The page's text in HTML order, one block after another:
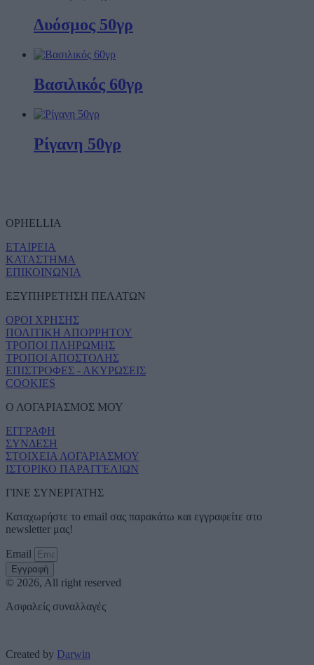
Δυόσμος 50γρ
Βασιλικός 60γρ
Ρίγανη 50γρ
OPHELLIA
ΕΤΑΙΡΕΙΑ
ΚΑΤΑΣΤΗΜΑ
ΕΠΙΚΟΙΝΩΝΙΑ
ΕΞΥΠΗΡΕΤΗΣΗ ΠΕΛΑΤΩΝ
ΟΡΟΙ ΧΡΗΣΗΣ
ΠΟΛΙΤΙΚΗ ΑΠΟΡΡΗΤΟΥ
ΤΡΟΠΟΙ ΠΛΗΡΩΜΗΣ
ΤΡΟΠΟΙ ΑΠΟΣΤΟΛΗΣ
ΕΠΙΣΤΡΟΦΕΣ - ΑΚΥΡΩΣΕΙΣ
COOKIES
Ο ΛΟΓΑΡΙΑΣΜΟΣ ΜΟΥ
ΕΓΓΡΑΦΗ
ΣΥΝΔΕΣΗ
ΣΤΟΙΧΕΙΑ ΛΟΓΑΡΙΑΣΜΟΥ
ΙΣΤΟΡΙΚΟ ΠΑΡΑΓΓΕΛΙΩΝ
ΓΙΝΕ ΣΥΝΕΡΓΑΤΗΣ
Καταχωρήστε το email σας παρακάτω και εγγραφείτε στο
newsletter μας!
Email
Εγγραφή
© 2026, All right reserved
Ασφαλείς συναλλαγές
Created by Darwin